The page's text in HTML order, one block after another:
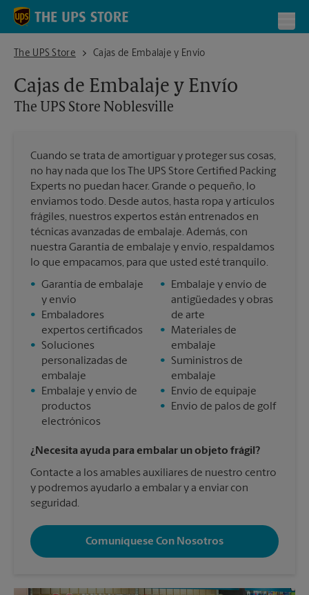
Skip to content
Return to Nav
The UPS Store
The UPS Store NoblesvilleCajas de Embalaje y Envío
Cajas de Embalaje y Envío
The UPS Store Noblesville
Cuando se trata de amortiguar y proteger sus cosas,
no hay nada que los The UPS Store Certified Packing
Experts no puedan hacer. Grande o pequeño, lo
enviamos todo. Desde autos, hasta ropa y artículos
frágiles, nuestros expertos están entrenados en
técnicas avanzadas de embalaje. Además, con
nuestra Garantía de embalaje y envío, respaldamos
lo que empacamos, para que usted esté tranquilo.
• Garantía de embalaje
y envío
•
Embaladores
expertos certificados
•
Soluciones
personalizadas de
embalaje
•
Embalaje y envío de
productos
electrónicos
•
Embalaje y envío de
antigüedades y obras
de arte
•
Materiales de
embalaje
•
Suministros de
embalaje
•
Envío de equipaje
•
Envío de palos de golf
¿Necesita ayuda para embalar un objeto frágil?
Contacte a los amables auxiliares de nuestro centro
y podremos ayudarlo a embalar y a enviar con
seguridad.
Comuníquese Con Nosotros